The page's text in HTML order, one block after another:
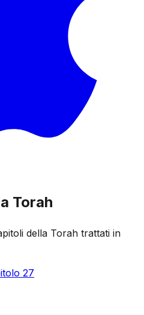
Torah
della Torah trattati in
27